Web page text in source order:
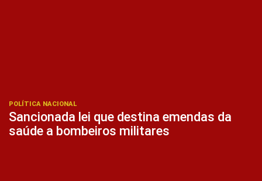
POLÍTICA NACIONAL
Sancionada lei que destina emendas da
saúde a bombeiros militares